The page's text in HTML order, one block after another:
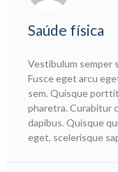
Saúde física
Vestibulum semper
Fusce eget arcu
sem. Quisque
pharetra. Curabitur
dapibus. Quisque
eget, scelerisque